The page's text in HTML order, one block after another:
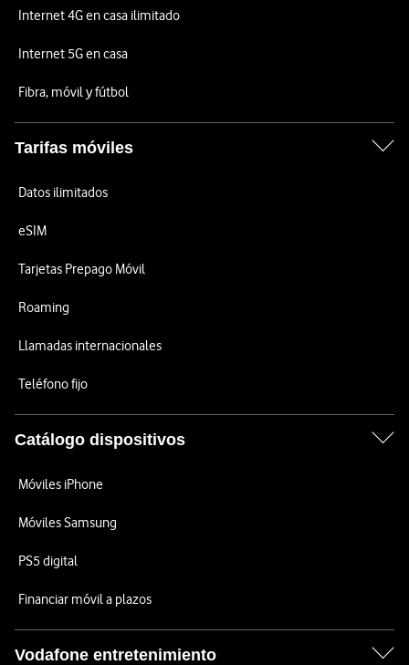
Internet 4G en casa ilimitado
Internet 5G en casa
Fibra, móvil y fútbol
Tarifas móviles
Datos ilimitados
eSIM
Tarjetas Prepago Móvil
Roaming
Llamadas internacionales
Teléfono fijo
Catálogo dispositivos
Móviles iPhone
Móviles Samsung
PS5 digital
Financiar móvil a plazos
Vodafone entretenimiento